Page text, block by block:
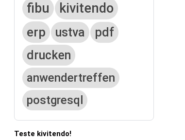
fibu
kivitendo
erp ustva
pdf
drucken
anwendertreffen
postgresql
Teste kivitendo!